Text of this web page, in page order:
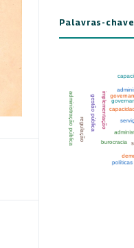
Palavras-chave